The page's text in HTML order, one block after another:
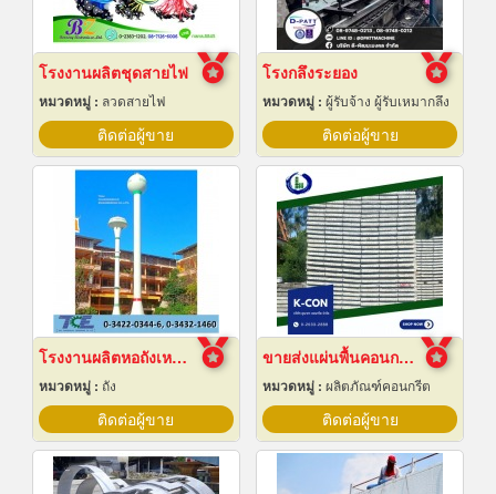
โรงงานผลิตชุดสายไฟ
หมวดหมู่ : ลวดสายไฟ
ติดต่อผู้ขาย
โรงกลึงระยอง
หมวดหมู่ : ผู้รับจ้าง ผู้รับเหมากลึง
ติดต่อผู้ขาย
โรงงานผลิตหอถังเหล็กเก็บน้ำ
หมวดหมู่ : ถัง
ติดต่อผู้ขาย
ขายส่งแผ่นพื้นคอนกรีต สมุทรปราการ
หมวดหมู่ : ผลิตภัณฑ์คอนกรีต
ติดต่อผู้ขาย